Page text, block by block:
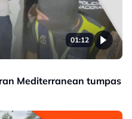
01:12
Mediterranean tumpas